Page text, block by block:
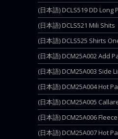
(日本語) DCLS519 DD Long
(日本語) DCLS521 Mili Shits
(日本語) DCLS525 Shirts
(日本語) DCM25A002 Add
(日本語) DCM25A003 Side
(日本語) DCM25A004 Hot
(日本語) DCM25A005
(日本語) DCM25A006
(日本語) DCM25A007 Hot